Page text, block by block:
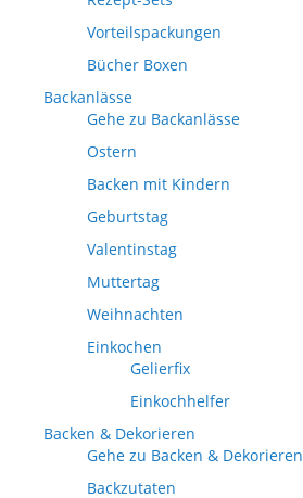
Vorteilspackungen
Bücher Boxen
Backanlässe
Gehe zu Backanlässe
Ostern
Backen mit Kindern
Geburtstag
Valentinstag
Muttertag
Weihnachten
Einkochen
Gelierfix
Einkochhelfer
Backen & Dekorieren
Gehe zu Backen & Dekorieren
Backzutaten